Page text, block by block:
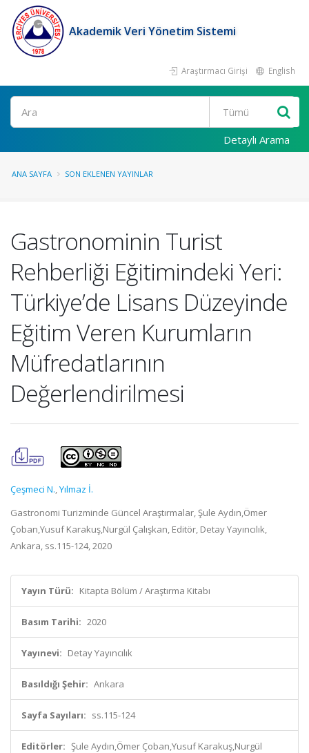
Akademik Veri Yönetim Sistemi
Araştırmacı Girişi English
Ara
Detaylı Arama
ANA SAYFA SON EKLENEN YAYINLAR
Gastronominin Turist
Rehberliği Eğitimindeki Yeri:
Türkiye’de Lisans Düzeyinde
Eğitim Veren Kurumların
Müfredatlarının
Değerlendirilmesi
Çeşmeci N.,Yılmaz İ.
Gastronomi Turizminde Güncel Araştırmalar, Şule Aydın,Ömer
Çoban,Yusuf Karakuş,Nurgül Çalışkan, Editör, Detay Yayıncılık,
Ankara, ss.115-124, 2020
Yayın Türü: Kitapta Bölüm / Araştırma Kitabı
Basım Tarihi: 2020
Yayınevi: Detay Yayıncılık
Basıldığı Şehir: Ankara
Sayfa Sayıları: ss.115-124
Editörler: Şule Aydın,Ömer Çoban,Yusuf Karakuş,Nurgül